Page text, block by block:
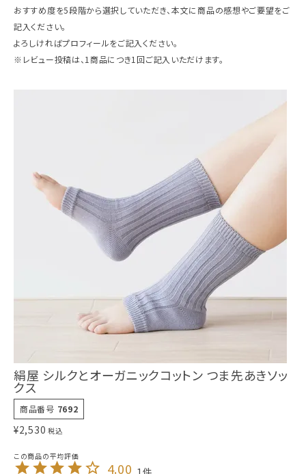
特集
おすすめ度を5段階から選択していただき、本文に商品の感想やご要望をご
記入ください。
よろしければプロフィールをご記入ください。
※レビュー投稿は、1商品につき1回ご記入いただけます。
絹屋 シルクとオーガニックコットン つま先あきソッ
クス
商品番号 7692
¥2,530 税込
4.00